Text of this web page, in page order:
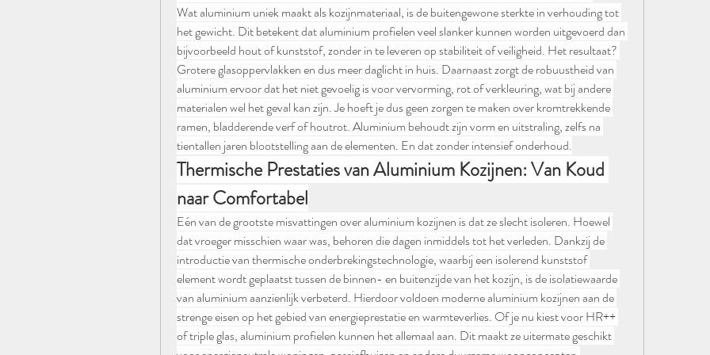
Wat aluminium uniek maakt als kozijnmateriaal, is de buitengewone sterkte in verhouding tot
het gewicht. Dit betekent dat aluminium profielen veel slanker kunnen worden uitgevoerd dan
bijvoorbeeld hout of kunststof, zonder in te leveren op stabiliteit of veiligheid. Het resultaat?
Grotere glasoppervlakken en dus meer daglicht in huis. Daarnaast zorgt de robuustheid van
aluminium ervoor dat het niet gevoelig is voor vervorming, rot of verkleuring, wat bij andere
materialen wel het geval kan zijn. Je hoeft je dus geen zorgen te maken over kromtrekkende
ramen, bladderende verf of houtrot. Aluminium behoudt zijn vorm en uitstraling, zelfs na
tientallen jaren blootstelling aan de elementen. En dat zonder intensief onderhoud.
Thermische Prestaties van Aluminium Kozijnen: Van Koud
naar Comfortabel
Eén van de grootste misvattingen over aluminium kozijnen is dat ze slecht isoleren. Hoewel
dat vroeger misschien waar was, behoren die dagen inmiddels tot het verleden. Dankzij de
introductie van thermische onderbrekingstechnologie, waarbij een isolerend kunststof
element wordt geplaatst tussen de binnen- en buitenzijde van het kozijn, is de isolatiewaarde
van aluminium aanzienlijk verbeterd. Hierdoor voldoen moderne aluminium kozijnen aan de
strenge eisen op het gebied van energieprestatie en warmteverlies. Of je nu kiest voor HR++
of triple glas, aluminium profielen kunnen het allemaal aan. Dit maakt ze uitermate geschikt